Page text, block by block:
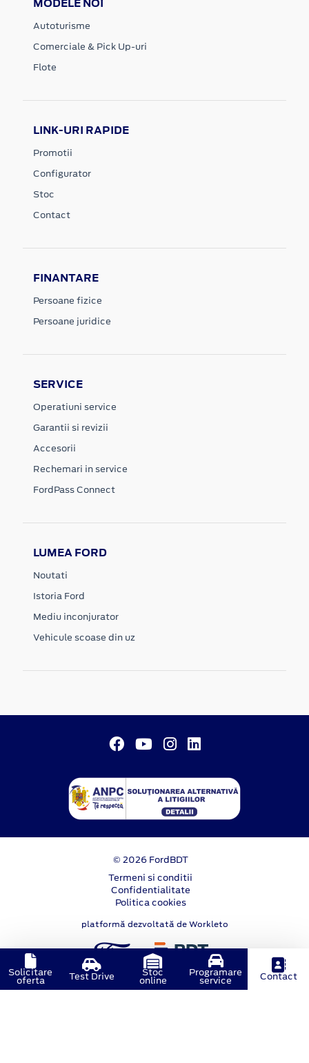
MODELE NOI
Autoturisme
Comerciale & Pick Up-uri
Flote
LINK-URI RAPIDE
Promotii
Configurator
Stoc
Contact
FINANTARE
Persoane fizice
Persoane juridice
SERVICE
Operatiuni service
Garantii si revizii
Accesorii
Rechemari in service
FordPass Connect
LUMEA FORD
Noutati
Istoria Ford
Mediu inconjurator
Vehicule scoase din uz
© 2026 FordBDT
Termeni si conditii
Confidentialitate
Politica cookies
platformă dezvoltată de Workleto
Solicitare
oferta Test Drive Stoc
online
Programare
service Contact